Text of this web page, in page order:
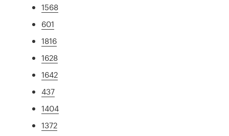
1568
601
1816
1628
1642
437
1404
1372